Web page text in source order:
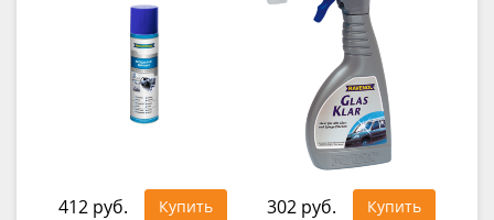
412 руб.
Купить
302 руб.
Купить